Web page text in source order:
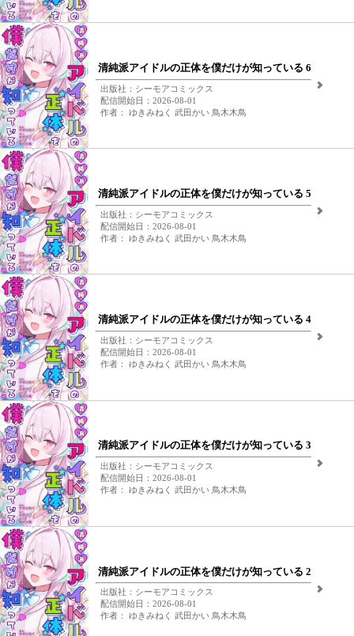
清純派アイドルの正体を僕だけが知っている 6
出版社：シーモアコミックス
配信開始日：2026-08-01
作者： ゆきみねく 武田かい 鳥木木鳥
清純派アイドルの正体を僕だけが知っている 5
出版社：シーモアコミックス
配信開始日：2026-08-01
作者： ゆきみねく 武田かい 鳥木木鳥
清純派アイドルの正体を僕だけが知っている 4
出版社：シーモアコミックス
配信開始日：2026-08-01
作者： ゆきみねく 武田かい 鳥木木鳥
清純派アイドルの正体を僕だけが知っている 3
出版社：シーモアコミックス
配信開始日：2026-08-01
作者： ゆきみねく 武田かい 鳥木木鳥
清純派アイドルの正体を僕だけが知っている 2
出版社：シーモアコミックス
配信開始日：2026-08-01
作者： ゆきみねく 武田かい 鳥木木鳥